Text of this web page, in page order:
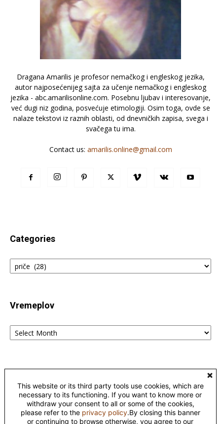
Dragana Amarilis je profesor nemačkog i engleskog jezika,
autor najposećenijeg sajta za učenje nemačkog i engleskog
jezika - abc.amarilisonline.com. Posebnu ljubav i interesovanje,
već dugi niz godina, posvećuje etimologiji. Osim toga, ovde se
nalaze tekstovi iz raznih oblasti, od dnevničkih zapisa, svega i
svačega tu ima.
Contact us: amarilis.online@gmail.com
Categories
Categories
Vremeplov
Vremeplov
Kontakt
Privacy
©
This website or its third party tools use cookies, which are
necessary to its functioning. If you want to know more or
withdraw your consent to all or some of the cookies,
please refer to the privacy policy.By closing this banner
or continuing to browse otherwise, you agree to our